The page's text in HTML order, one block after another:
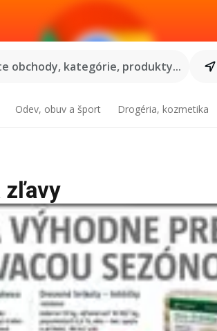
obchody, kategórie, produkty...
Odev, obuv a šport Drogéria, kozmetika
zľavy